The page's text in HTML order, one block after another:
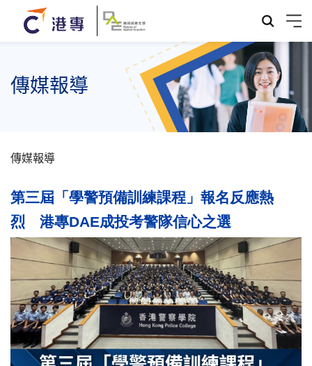
傳媒報導
傳媒報導
第三屆「學警預備訓練課程」報名反應熱
烈 港專DAE成投考警隊信心之選